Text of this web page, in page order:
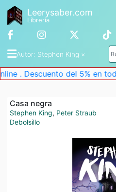
Leerysaber.com
Librería
Autor: Stephen King ×
del 5% en todos los
Casa negra
Stephen King, Peter Straub
Debolsillo